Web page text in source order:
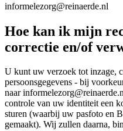
informelezorg@reinaerde.nl
Hoe kan ik mijn
correctie en/of
U kunt uw verzoek tot inzage,
persoonsgegevens - bij
naar
controle van uw identiteit een
sturen (waarbij uw pasfoto en
gemaakt). Wij zullen daarna,